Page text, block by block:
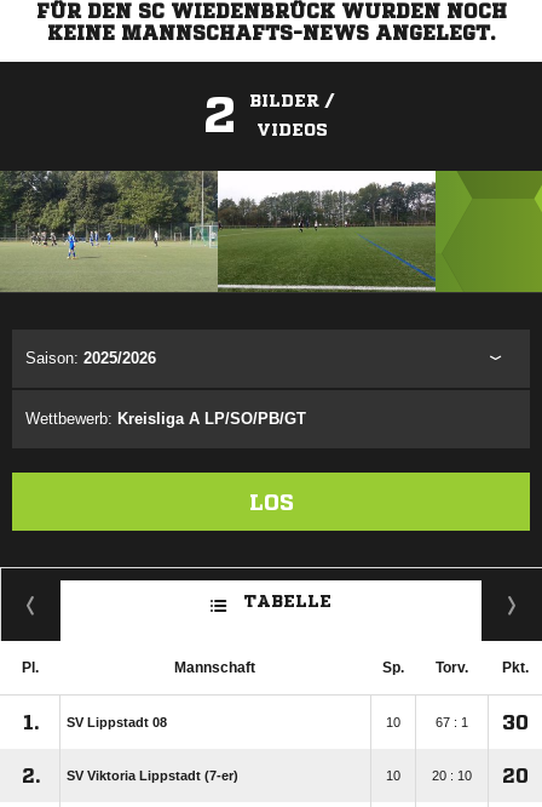
FÜR DEN SC WIEDENBRÜCK WURDEN NOCH
KEINE MANNSCHAFTS-NEWS ANGELEGT.
2
BILDER /
VIDEOS
Saison: 2025/2026
Wettbewerb: Kreisliga A LP/SO/PB/GT
LOS
TABELLE
Pl. Mannschaft Sp. Torv. Pkt.
1. SV Lippstadt 08 10 67 : 1 30
2. SV Viktoria Lippstadt (7-er) 10 20 : 10 20